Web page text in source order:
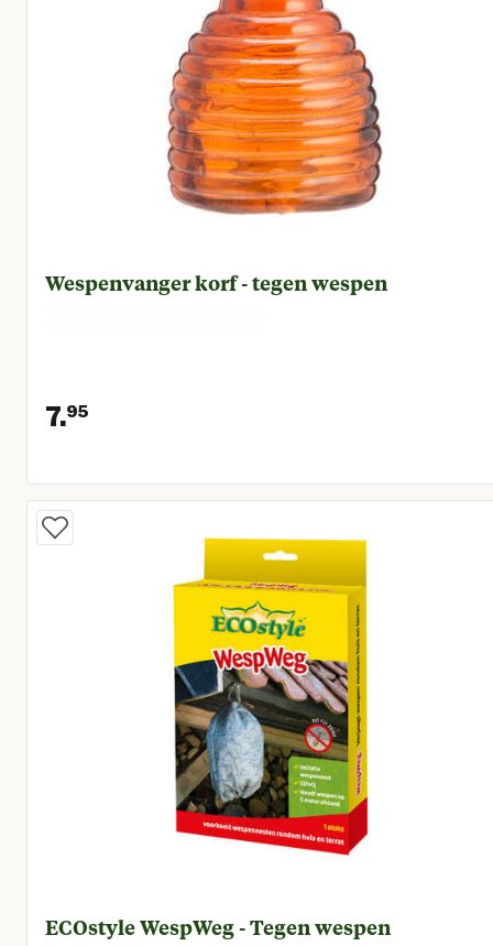
Wespenvanger korf - tegen wespen
7.95
Huidige prijs € 7,95
ECOstyle WespWeg - Tegen wespen